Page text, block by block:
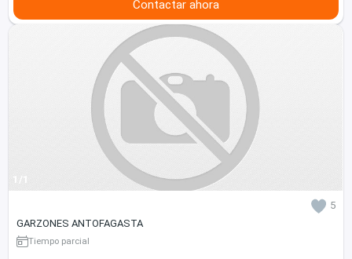
Contactar ahora
1/1
5
GARZONES ANTOFAGASTA
Tiempo parcial